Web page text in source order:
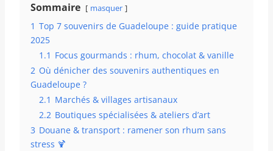
Sommaire masquer
1 Top 7 souvenirs de Guadeloupe : guide pratique
2025
1.1 Focus gourmands : rhum, chocolat & vanille
2 Où dénicher des souvenirs authentiques en
Guadeloupe ?
2.1 Marchés & villages artisanaux
2.2 Boutiques spécialisées & ateliers d’art
3 Douane & transport : ramener son rhum sans
stress 🍹